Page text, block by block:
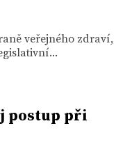
veřejného zdraví,
postup při